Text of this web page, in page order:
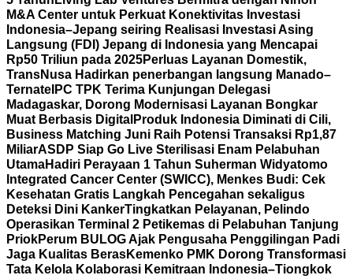
M&A Center untuk Perkuat Konektivitas Investasi
Indonesia–Jepang seiring Realisasi Investasi Asing
Langsung (FDI) Jepang di Indonesia yang Mencapai
Rp50 Triliun pada 2025Perluas Layanan Domestik,
TransNusa Hadirkan penerbangan langsung Manado–
Ternate IPC TPK Terima Kunjungan Delegasi
Madagaskar, Dorong Modernisasi Layanan Bongkar
Muat Berbasis Digital Produk Indonesia Diminati di Cili,
Business Matching Juni Raih Potensi Transaksi Rp1,87
MiliarASDP Siap Go Live Sterilisasi Enam Pelabuhan
UtamaHadiri Perayaan 1 Tahun Suherman Widyatomo
Integrated Cancer Center (SWICC), Menkes Budi: Cek
Kesehatan Gratis Langkah Pencegahan sekaligus
Deteksi Dini KankerTingkatkan Pelayanan, Pelindo
Operasikan Terminal 2 Petikemas di Pelabuhan Tanjung
PriokPerum BULOG Ajak Pengusaha Penggilingan Padi
Jaga Kualitas BerasKemenko PMK Dorong Transformasi
Tata Kelola Kolaborasi Kemitraan Indonesia–Tiongkok